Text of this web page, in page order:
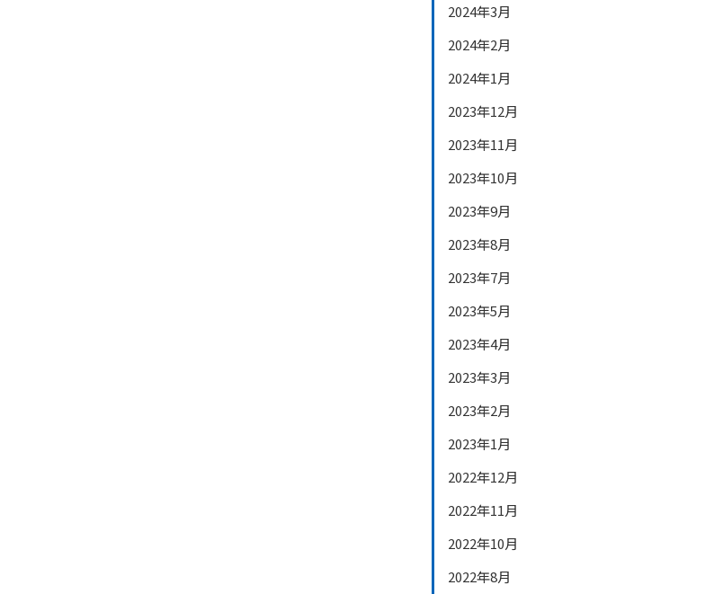
2024年3月
2024年2月
2024年1月
2023年12月
2023年11月
2023年10月
2023年9月
2023年8月
2023年7月
2023年5月
2023年4月
2023年3月
2023年2月
2023年1月
2022年12月
2022年11月
2022年10月
2022年8月